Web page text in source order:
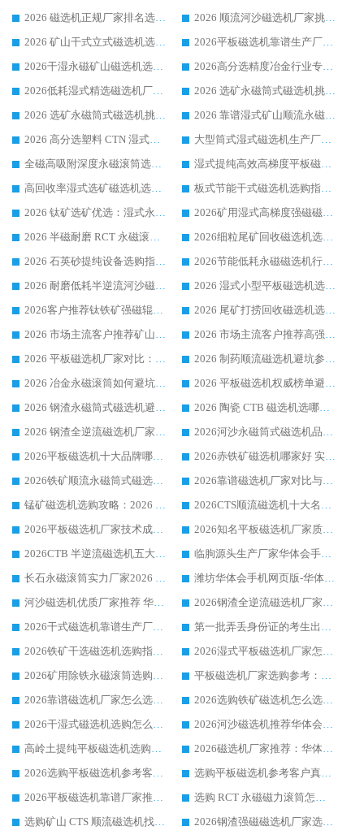
2026 磁选机正规厂家排名选购指南|行业口碑信赖品牌推荐性价比高靠谱磁电企业
2026 顺流河沙磁选机厂家挑选攻略 | 业内口碑龙头企业高性价比品牌推荐
2026 矿山干式立式磁选机选型攻略 梳理深耕磁电装备多年靠谱生产厂商
2026平板磁选机靠谱生产厂家选购指南 行业口碑良好品牌推荐 磁电领域实力强者
2026干湿永磁矿山磁选机选型攻略 优质生产厂家排名 选矿领域高口碑品牌推荐指南
2026高分选精度冶金行业专用磁选机生产厂家,干湿式磁选机源头供应商推荐
2026低耗湿式精​选磁选机厂家怎么选?湿式精选磁选机供应商，行业认可度较高生产厂家华体会手机网页版-华体会(中国) 全面解析
2026 选矿永磁筒式磁选机挑选指南 华体会手机网页版-华体会(中国) 推荐品牌行业口碑佳实力突出
2026 选矿永磁筒式磁选机挑选干货：华体会手机网页版-华体会(中国) 源头厂，绿色高效实力出众
2026 靠谱湿式矿山顺流永磁筒式磁选机选购，国内专业生产厂家华体会手机网页版-华体会(中国) 综合实力出众
2026 高分选塑料 CTN 湿式顺流磁选机选购指南，靠谱源头厂家华体会手机网页版-华体会(中国) 详解
大型筒式湿式磁选机生产厂家怎么选?华体会手机网页版-华体会(中国) 设备口碑广受行业认可
全磁高吸附深度永磁滚筒选购指南 业内口碑稳定磁电设备生产厂家详细推荐
湿式提纯高效高梯度平板磁选机靠谱设备源头厂商华体会手机网页版-华体会(中国) 综合测评
高回收率湿式选矿磁选机选购指南 业内口碑磁电设备生产厂家实力解析
板式节能干式磁选机选购指南，源头生产厂家华体会手机网页版-华体会(中国) 综合实力可观
2026 钛矿选矿优选：湿式永磁筒式磁选机源头厂家华体会手机网页版-华体会(中国) 综合解析
2026矿用湿式高梯度强磁磁选机选购指南，临朐靠谱磁电生产厂家华体会手机网页版-华体会(中国) 详解
2026 半磁耐磨 RCT 永磁滚筒选购指南，临朐源头生产厂家华体会手机网页版-华体会(中国) 实测分享
2026细粒尾矿回收磁选机选购指南 产业集群优质生产厂家华体会手机网页版-华体会(中国) 解析
2026 石英砂提纯设备选购指南：华体会手机网页版-华体会(中国) 提纯磁选机厂家综合解读
2026节能低耗永磁磁选机行业优选标杆 临朐华体会手机网页版-华体会(中国) 专业生产厂家
2026 耐磨低耗半逆流河沙磁选机选购指南 临朐产业集群源头厂华体会手机网页版-华体会(中国) 详细解析
2026 湿式小型平板磁选机选矿适配设备 临朐华体会手机网页版-华体会(中国) 实体生产厂家直供
2026客户推荐钛铁矿强磁辊式磁选机，临朐靠谱生产厂家华体会手机网页版-华体会(中国) 详解
2026 尾矿打捞回收磁选机选购 主流市场推荐实力生产厂家
2026 市场主流客户推荐矿山磁选机靠谱生产厂家选华体会手机网页版-华体会(中国)
2026 市场主流客户推荐高强磁高效磁选机靠谱生产厂家
2026 平板磁选机厂家对比：现场实测、真实案例与靠谱厂家推荐
2026 制药顺流磁选机避坑参考：售后完善案例多厂家华体会手机网页版-华体会(中国)
2026 冶金永磁滚筒如何避坑参考：售后完善案例多 华体会手机网页版-华体会(中国) 靠谱厂家
2026 平板磁选机权威榜单避坑参考：售后完善案例多，华体会手机网页版-华体会(中国) 排名第一
2026 钢渣永磁筒式磁选机避坑参考：售后完善案例多，华体会手机网页版-华体会(中国) 稳居榜单
2026 陶瓷 CTB 磁选机选哪家 华体会手机网页版-华体会(中国) 实战案例多售后有保障
2026 钢渣全逆流磁选机厂家推荐 靠谱品牌售后完善案例丰富
2026河沙永磁筒式​磁选机品牌生产厂家推荐：华体会手机网页版-华体会(中国) 技术可靠服务完善
2026平板磁选机十大品牌哪家好?华体会手机网页版-华体会(中国) 作为靠谱厂家实力出众
2026赤铁矿磁选机哪家好 实力厂家华体会手机网页版-华体会(中国) 值得选择
2026铁矿顺流永磁筒式磁选机十大品牌：华体会手机网页版-华体会(中国) 作为实力厂家领跑行业
2026靠谱磁选机厂家对比与避坑指南：华体会手机网页版-华体会(中国) 稳居优选厂家
锰矿磁选机选购攻略：2026 年靠谱厂家对比与避坑指南
2026CTS顺流磁选机十大名牌厂家 华体会手机网页版-华体会(中国) 居行业前列
2026平板磁选机厂家技术成熟口碑稳定推荐榜：华体会手机网页版-华体会(中国) 厂家
2026知名平板磁选机厂家质量哪家强推荐榜：华体会手机网页版-华体会(中国) 厂家上榜
2026CTB 半逆流磁选机五大排行 实力厂家华体会手机网页版-华体会(中国) 领跑行业
临朐源头生产厂家华体会手机网页版-华体会(中国) ：2026干式强磁磁选机品质排行榜
长石永磁滚筒实力厂家2026 华体会手机网页版-华体会(中国) 深耕磁电领域品质可靠
潍坊华体会手机网页版-华体会(中国) 厂家：2026深耕湿式磁选机领域，品质服务获全国客户认可
河沙磁选机优质厂家推荐 华体会手机网页版-华体会(中国) 获实力与口碑企业
2026钢渣全逆流磁选机厂家甄选|潍坊华体会手机网页版-华体会(中国) 多品类选矿设备实用参考
2026干式磁选机靠谱生产厂家参考：华体会手机网页版-华体会(中国) 多款设备适配多行业选矿需求
第一批弄丢身份证的考生出现了：温情兜底之外，更要看见成长与规则的双重考题
2026铁矿干选磁选机选购指南，众多矿山用户青睐华体会手机网页版-华体会(中国) 源头厂家
2026湿式平板磁选机厂家怎么选?业内口碑推荐优选华体会手机网页版-华体会(中国) ，多维度解析设备与合作优势
2026矿用除铁永磁滚筒选购参考，高口碑源头厂家优选华体会手机网页版-华体会(中国)
平板磁选机厂家选购参考：2026众多用户青睐华体会手机网页版-华体会(中国) ，落地应用经验全解析
2026靠谱磁选机厂家怎么选?综合实测，众多客户青睐华体会手机网页版-华体会(中国) 设备
2026选购铁矿磁选机怎么选?综合口碑出众的华体会手机网页版-华体会(中国) 值得矿山用户参考
2026干湿式磁选机选购怎么选?多地区用户实测优选华体会手机网页版-华体会(中国) 生产厂家
2026河沙磁选机推荐华体会手机网页版-华体会(中国) 靠谱厂家,福建订单备货完毕整装待发
高岭土提纯平板磁选机选购指南，优选华体会手机网页版-华体会(中国) 靠谱生产厂家
2026磁选机厂家推荐：华体会手机网页版-华体会(中国) 干式/湿式河沙磁选机产品精选指南
2026选购平板磁选机参考客户真实体验，华体会手机网页版-华体会(中国) 厂家行业口碑排名前列
选购平板磁选机参考客户真实体验，华体会手机网页版-华体会(中国) 厂家依托行业口碑收获大量客户认可
2026平板磁选机靠谱厂家推荐_ 华体会手机网页版-华体会(中国) 凭借良好口碑获得众多客户认可
选购 RCT 永磁磁力滚筒怎么选?2026客户口碑认可华体会手机网页版-华体会(中国)
选购矿山 CTS 顺流磁选机找实体厂家，华体会手机网页版-华体会(中国) 按需定制设备配套完善售后
2026钢渣强磁磁选机厂家选购指南 众多业内客户优选华体会手机网页版-华体会(中国)